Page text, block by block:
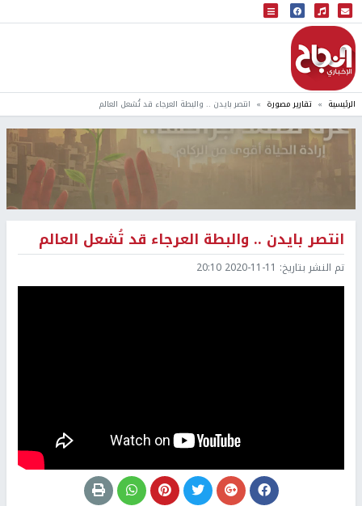
البث المباشر
إذاعة النجاح
الرئيسية تقارير مصورة انتصر بايدن .. والبطة العرجاء قد تُشعل العالم
انتصر بايدن .. والبطة العرجاء قد تُشعل العالم
تم النشر بتاريخ: 2020-11-11 20:10